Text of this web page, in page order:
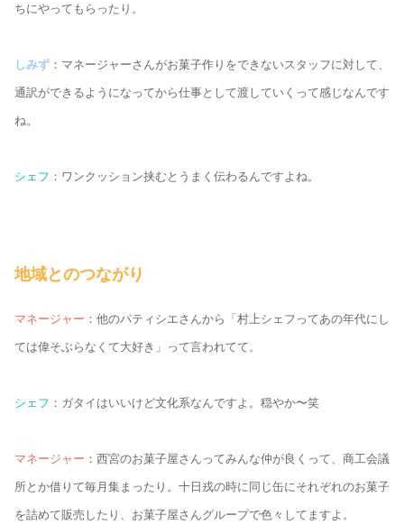
ちにやってもらったり。
しみず ：マネージャーさんがお菓子作りをできないスタッフに対して、
通訳ができるようになってから仕事として渡していくって感じなんです
ね。
シェフ ：ワンクッション挟むとうまく伝わるんですよね。
地域とのつながり
マネージャー ：他のパティシエさんから「村上シェフってあの年代にし
ては偉そぶらなくて大好き」って言われてて。
シェフ ：ガタイはいいけど文化系なんですよ。穏やか〜笑
マネージャー ：西宮のお菓子屋さんってみんな仲が良くって、商工会議
所とか借りて毎月集まったり。十日戎の時に同じ缶にそれぞれのお菓子
を詰めて販売したり、お菓子屋さんグループで色々してますよ。